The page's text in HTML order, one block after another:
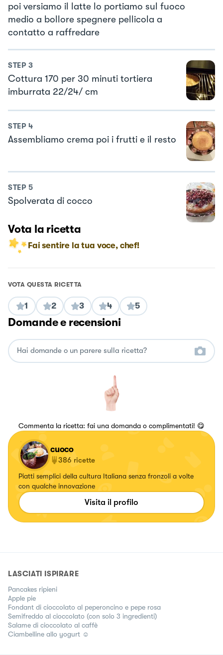
poi versiamo il latte lo portiamo sul fuoco
medio a bollore spegnere pellicola a
contatto a raffredare
STEP 3
Cottura 170 per 30 minuti tortiera
imburrata 22/24/ cm
STEP 4
Assembliamo crema poi i frutti e il resto
STEP 5
Spolverata di cocco
Vota la ricetta
Fai sentire la tua voce, chef!
VOTA QUESTA RICETTA
1 2 3 4 5
Domande e recensioni
Commenta la ricetta: fai una domanda o complimentati! 😋
cuoco
386 ricette
Piatti semplici della cultura Italiana senza fronzoli a volte
con qualche innovazione
Visita il profilo
LASCIATI ISPIRARE
Pancakes ripieni
Apple pie
Fondant di cioccolato al peperoncino e pepe rosa
Semifreddo al cioccolato (con solo 3 ingredienti)
Salame di cioccolato al caffè
Ciambelline allo yogurt ☺️